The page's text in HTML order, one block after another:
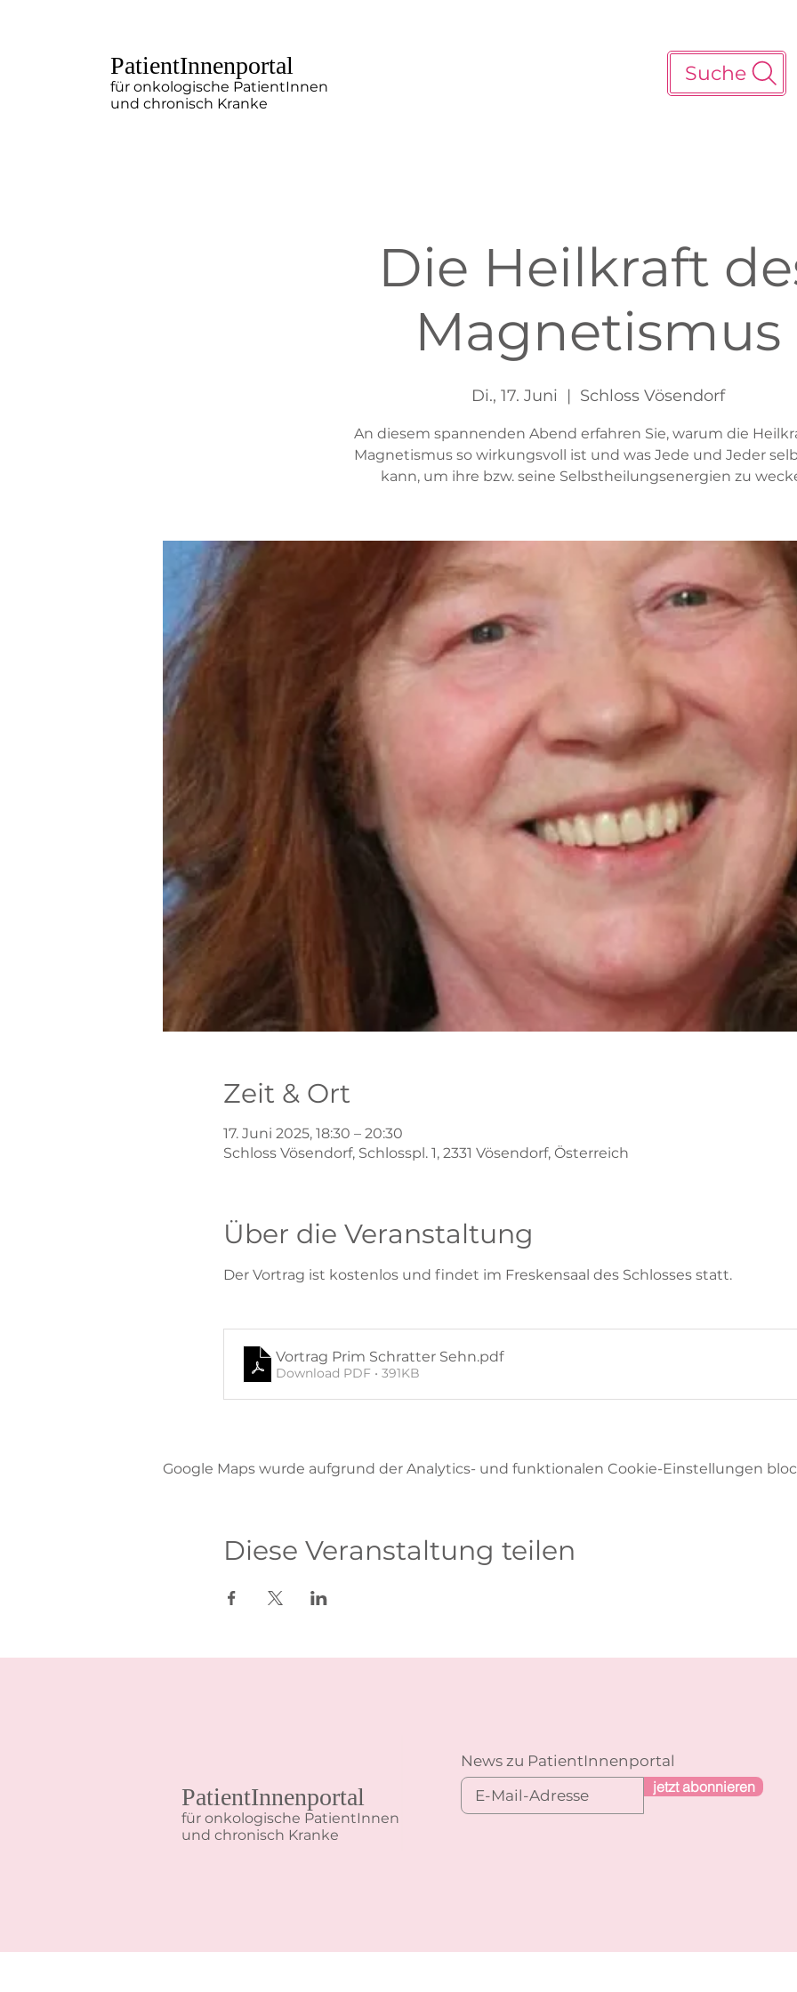
PatientInnenportal
für onkologische PatientInnen
und chronisch Kranke
Suche
Die Heilkraft
Magnetismus
Di., 17. Juni
  |
Schloss Vösendorf
An diesem spannenden Abend erfahren Sie, warum die
Magnetismus so wirkungsvoll ist und was Jede und Jeder
kann, um ihre bzw. seine Selbstheilungsenergien zu
Zeit & Ort
17. Juni 2025, 18:30 – 20:30
Schloss Vösendorf, Schlosspl. 1, 2331 Vösendorf, Österreich
Über die Veranstaltung
Der Vortrag ist kostenlos und findet im Freskensaal des Schlosses statt.
Vortrag Prim Schratter Sehn.pdf
Download PDF • 391KB
Google Maps wurde aufgrund der Analytics- und funktionalen Cookie-Einstellungen
Diese Veranstaltung teilen
PatientInnenportal
für onkologische PatientInnen
und chronisch Kranke
News zu PatientInnenportal
jetzt abonnieren